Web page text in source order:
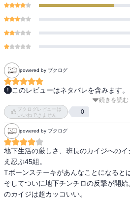
powered by ブクログ
このレビューはネタバレを含みます。
各話のタイトルが漢字二文字で各話の
限定ジャンケンのときも思ったけれど
とめる才はさすが。石田親子でエスポワ
る。石田息子は今後どのくらい関わって
チョウに追い詰められていたカイジだけ
ハンチョウのを追い詰められるのか。
続きを読む
ブクログレビューは
いいねできません
0
powered by ブクログ
地下生活の厳しさ、班長のカイジへの
え忍ぶ45組。
Tボーンステーキがあんなことになると
そしてついに地下チンチロの反撃が開
のカイジは超カッコいい。